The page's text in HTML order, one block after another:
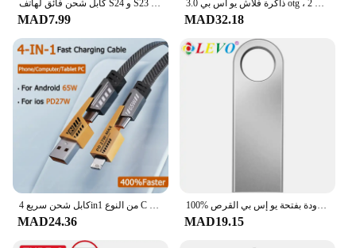
MAD7.99 MAD32.18
MAD24.36 MAD19.15